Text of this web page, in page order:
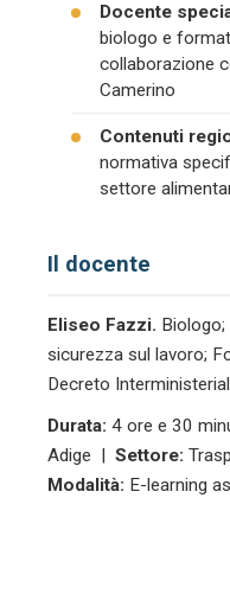
Docente
biologo e
collaborazione
Camerino
Contenuti
normativa
settore
Il docente
Eliseo Fazzi. Biologo;
sicurezza sul lavoro;
Decreto
Durata: 4 ore e 30
Adige | Settore:
Modalità: E-learning